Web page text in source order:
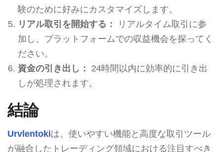
験のために好みにカスタマイズします。
リアル取引を開始する：
リアルタイム取引に参
加し、プラットフォームでの収益機会を探ってく
ださい。
資金の引き出し：
24時間以内に効率的に引き出
しが処理されます。
結論
Urvlentokiは、使いやすい機能と高度な取引ツール
が融合したトレーディング領域における注目すべき